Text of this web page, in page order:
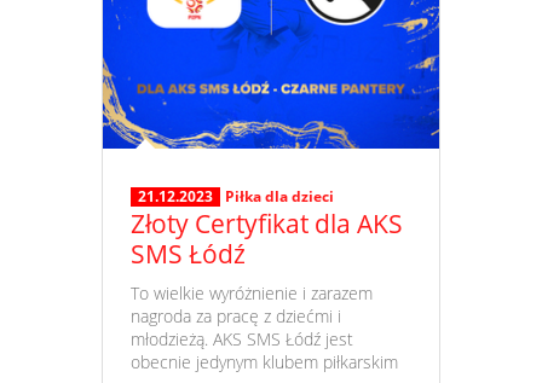
21.12.2023 Piłka dla dzieci
Złoty Certyfikat dla AKS
SMS Łódź
​ To wielkie wyróżnienie i zarazem
nagroda za pracę z dziećmi i
młodzieżą. AKS SMS Łódź jest
obecnie jedynym klubem piłkarskim